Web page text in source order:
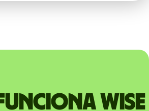
Wise